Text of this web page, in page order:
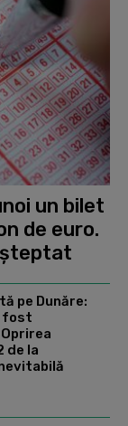
un bilet
de euro.
pe Dunăre:
fost
de la